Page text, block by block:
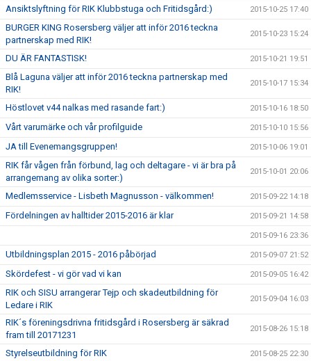
Ansiktslyftning för RIK Klubbstuga och Fritidsgård:) 2015-10-25 17:40
BURGER KING Rosersberg väljer att inför 2016 teckna
partnerskap med RIK!
2015-10-23 15:24
DU ÄR FANTASTISK! 2015-10-21 19:51
Blå Laguna väljer att inför 2016 teckna partnerskap med
RIK!
2015-10-17 15:34
Höstlovet v44 nalkas med rasande fart:) 2015-10-16 18:50
Vårt varumärke och vår profilguide 2015-10-10 15:56
JA till Evenemangsgruppen! 2015-10-06 19:01
RIK får vågen från förbund, lag och deltagare - vi är bra på
arrangemang av olika sorter:)
2015-10-01 20:06
Medlemsservice - Lisbeth Magnusson - välkommen! 2015-09-22 14:18
Fördelningen av halltider 2015-2016 är klar 2015-09-21 14:58
2015-09-16 23:36
Utbildningsplan 2015 - 2016 påbörjad 2015-09-07 21:52
Skördefest - vi gör vad vi kan 2015-09-05 16:42
RIK och SISU arrangerar Tejp och skadeutbildning för
Ledare i RIK
2015-09-04 16:03
RIK´s föreningsdrivna fritidsgård i Rosersberg är säkrad
fram till 20171231
2015-08-26 15:18
Styrelseutbildning för RIK 2015-08-25 22:30